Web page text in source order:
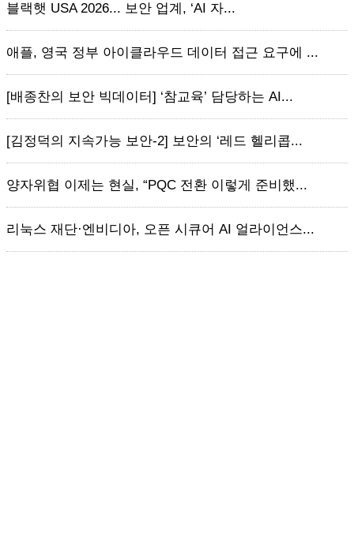
블랙햇 USA 2026... 보안 업계, ‘AI 자...
애플, 영국 정부 아이클라우드 데이터 접근 요구에 ...
[배종찬의 보안 빅데이터] ‘참교육’ 담당하는 AI...
[김정덕의 지속가능 보안-2] 보안의 ‘레드 헬리콥...
양자위협 이제는 현실, “PQC 전환 이렇게 준비했...
리눅스 재단·엔비디아, 오픈 시큐어 AI 얼라이언스...